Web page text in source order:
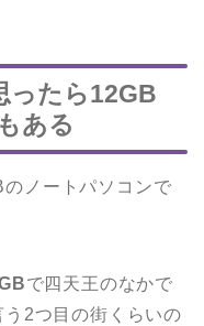
ったら12GB
ある
ノートパソコンで
で四天王のなかで
2つ目の街くらいの